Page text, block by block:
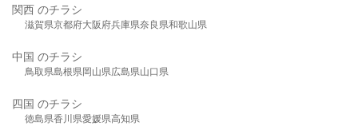
関西 のチラシ
滋賀県京都府大阪府兵庫県奈良県和歌山県
中国 のチラシ
鳥取県島根県岡山県広島県山口県
四国 のチラシ
徳島県香川県愛媛県高知県